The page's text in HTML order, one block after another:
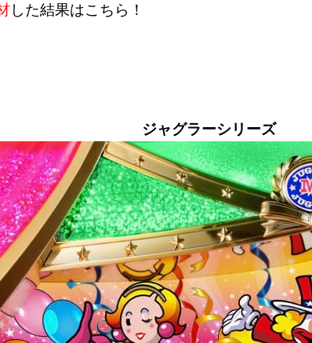
した結果はこちら！
ジャグラーシリーズ